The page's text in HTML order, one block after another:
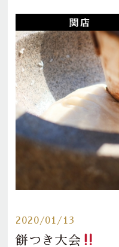
2020/01/13
餅つき大会